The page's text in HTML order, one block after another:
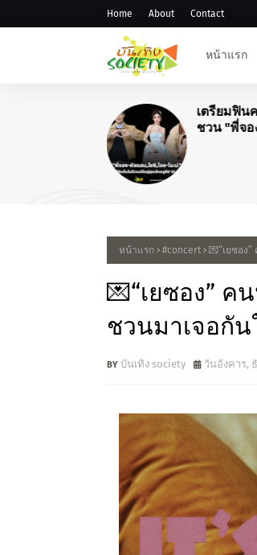
Home About Contact
หน้าแรก
เตรียมฟิน
ชวน "พี่จอ
หน้าแรก #concert 💌“เยซอง
💌“เยซอง” ค
ชวนมาเจอกั
บันเทิง society วันอังคาร,